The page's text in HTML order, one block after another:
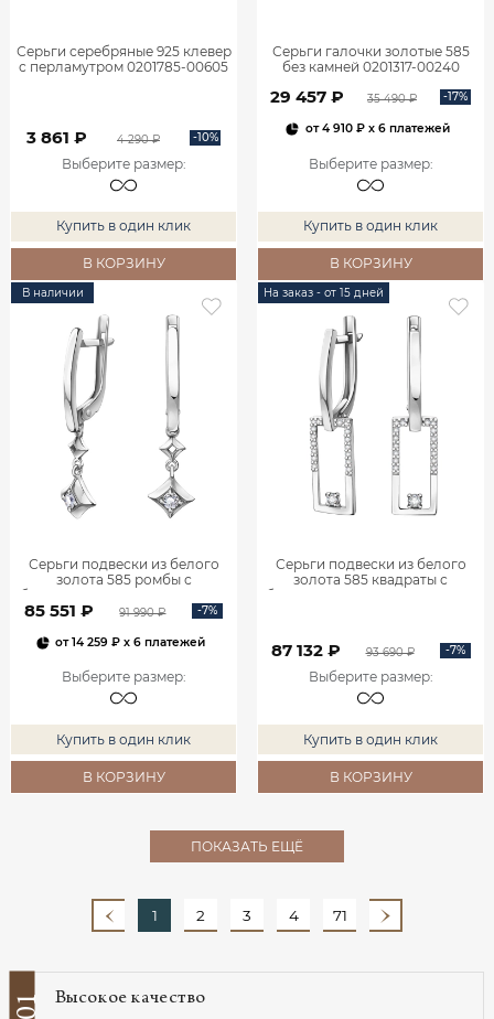
Серьги серебряные 925 клевер
с перламутром 0201785-00605
3 861 ₽ 4 290 ₽ -10%
Выберите размер:
Купить в один клик
В КОРЗИНУ
Серьги галочки золотые 585
без камней 0201317-00240
29 457 ₽ 35 490 ₽ -17%
от4 910 ₽x 6 платежей
Выберите размер:
Купить в один клик
В КОРЗИНУ
В наличии
Серьги подвески из белого
золота 585 ромбы с
бриллиантами 0201935-00002
85 551 ₽ 91 990 ₽ -7%
от14 259 ₽ x 6 платежей
Выберите размер:
Купить в один клик
В КОРЗИНУ
На заказ - от 15 дней
Серьги подвески из белого
золота 585 квадраты с
бриллиантами 0201940-00002
87 132 ₽ 93 690 ₽ -7%
Выберите размер:
Купить в один клик
В КОРЗИНУ
ПОКАЗАТЬ ЕЩЁ
1 2 3 4 71
01 Высокое качество